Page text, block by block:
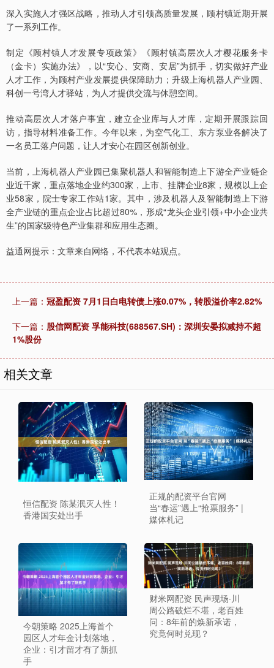
深入实施人才强区战略，推动人才引领高质量发展，顾村镇近期开展
了一系列工作。
制定《顾村镇人才发展专项政策》《顾村镇高层次人才樱花服务卡
（金卡）实施办法》，以“安心、安商、安居”为抓手，切实做好产业
人才工作，为顾村产业发展提供保障助力；升级上海机器人产业园、
科创一号湾人才驿站，为人才提供交流与休憩空间。
推动高层次人才落户事宜，建立企业库与人才库，定期开展跟踪回
访，指导材料准备工作。今年以来，为空气化工、东方泵业各解决了
一名员工落户问题，让人才安心在园区创新创业。
当前，上海机器人产业园已集聚机器人和智能制造上下游全产业链企
业近千家，重点落地企业约300家，上市、挂牌企业8家，规模以上企
业58家，院士专家工作站1家。其中，涉及机器人及智能制造上下游
全产业链的重点企业占比超过80%，形成“龙头企业引领+中小企业共
生”的国家级特色产业集群和应用生态圈。
益通网提示：文章来自网络，不代表本站观点。
上一篇： 冠盈配资 7月1日白电转债上涨0.07%，转股溢价率2.82%
下一篇： 股信网配资 孚能科技(688567.SH)：深圳安晏拟减持不超
1%股份
相关文章
恒信配资 陈某泯灭人性！
香港国安处出手
正规的配资平台官网
当“春运”遇上“抢票服务” |
媒体札记
今朝策略 2025上海首个
园区人才年金计划落地，
企业：引才留才有了新抓
手
财米网配资 民声现场·川
周公路破烂不堪，老百姓
问：8年前的焕新承诺，
究竟何时兑现？